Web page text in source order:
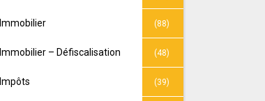
Immobilier (88)
Immobilier – Défiscalisation (48)
Impôts (39)